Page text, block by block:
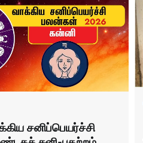
சனிப்பெயர்ச்சி